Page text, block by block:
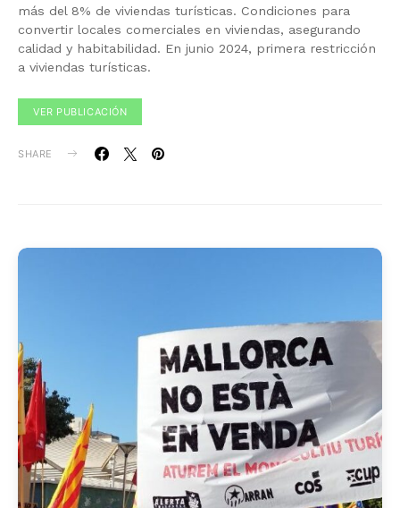
más del 8% de viviendas turísticas. Condiciones para
convertir locales comerciales en viviendas, asegurando
calidad y habitabilidad. En junio 2024, primera restricción
a viviendas turísticas.
VER PUBLICACIÓN
SHARE